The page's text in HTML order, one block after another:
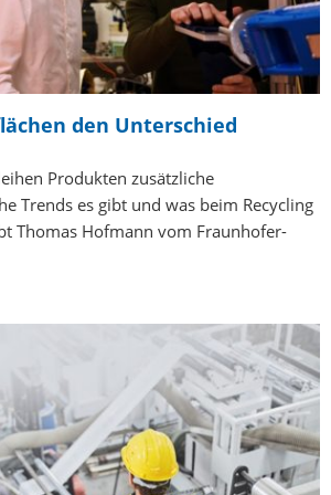
den Unterschied
Produkten zusätzliche
Trends es gibt und was beim Recycling
Thomas Hofmann vom Fraunhofer-